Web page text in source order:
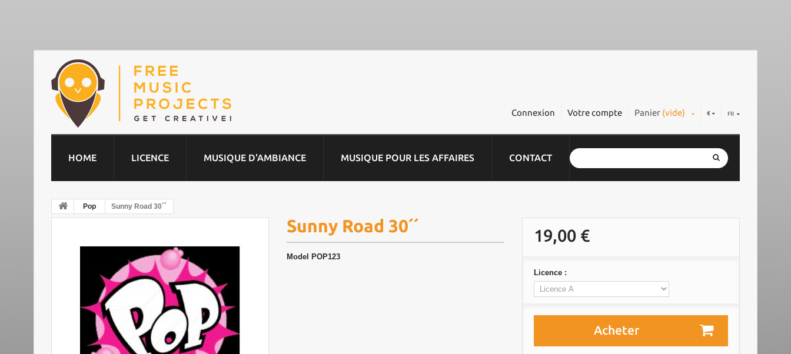
FR
€
Panier (vide)
Votre compte
Connexion
HOME LICENCE MUSIQUE D'AMBIANCE MUSIQUE POUR LES AFFAIRES CONTACT
Pop Sunny Road 30´´
Sunny Road 30´´
Model POP123
19,00 €
Licence :
Acheter